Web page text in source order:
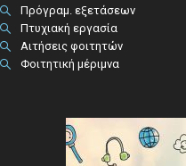
Πρόγραμ. εξετάσεων
Πτυχιακή εργασία
Αιτήσεις φοιτητών
Φοιτητική μέριμνα